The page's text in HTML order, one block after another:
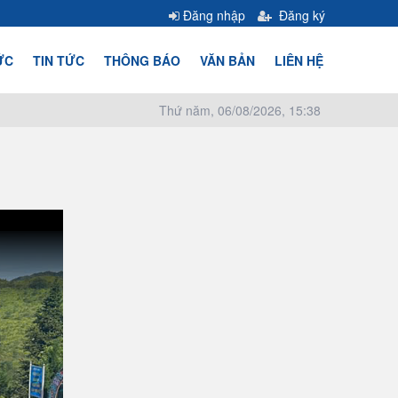
Đăng nhập Đăng ký
TIN TỨC THÔNG BÁO VĂN BẢN LIÊN HỆ
Thứ năm, 06/08/2026, 15:38